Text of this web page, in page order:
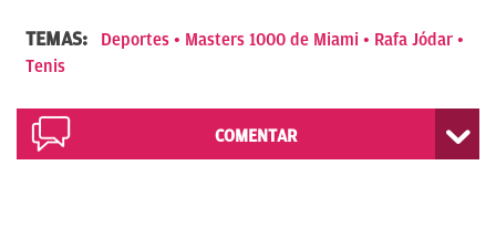
TEMAS: Deportes Masters 1000 de Miami
Rafa Jódar
Tenis
COMENTAR